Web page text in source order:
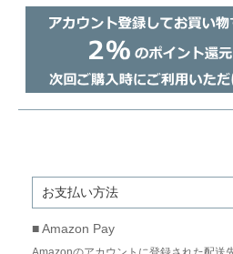
お支払い方法
■ Amazon Pay